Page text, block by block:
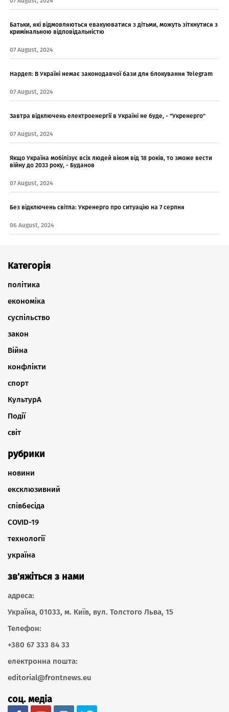
Батьки, які відмовляються евакуюватися з дітьми, можуть зіткнутися з
кримінальною відповідальністю
07 August, 2024
Нардеп: В Україні немає законодавчої бази для блокування Telegram
07 August, 2024
Завтра відключень електроенергії в Україні не буде, - "Укренерго"
07 August, 2024
Якщо Україна мобілізує всіх людей віком від 18 років, то зможе вести
війну до 2033 року, - Буданов
07 August, 2024
Без відключень світла: Укренерго про ситуацію на 7 серпня
06 August, 2024
Категорія
політика
економіка
суспільство
закон
Війна
конфлікти
спорт
КультурА
Події
світ
рубрики
новини
ексклюзивний
співбесіда
COVID-19
технології
україна
зв'яжіться з нами
адреса:
Україна, 01033, м. Київ, вул. Толстого Льва, 15
Телефон:
+380 67 333 84 33
електронна пошта:
editorial@frontnews.eu
соц. медіа